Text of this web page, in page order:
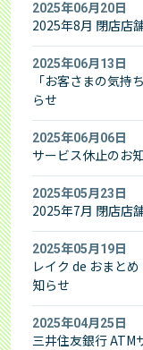
2025年06月20日
2025年8月 閉店店
2025年06月13日
「お客さまの気持
らせ
2025年06月06日
サービス休止のお
2025年05月23日
2025年7月 閉店店
2025年05月19日
レイク de おまと
知らせ
2025年04月25日
三井住友銀行 ATM